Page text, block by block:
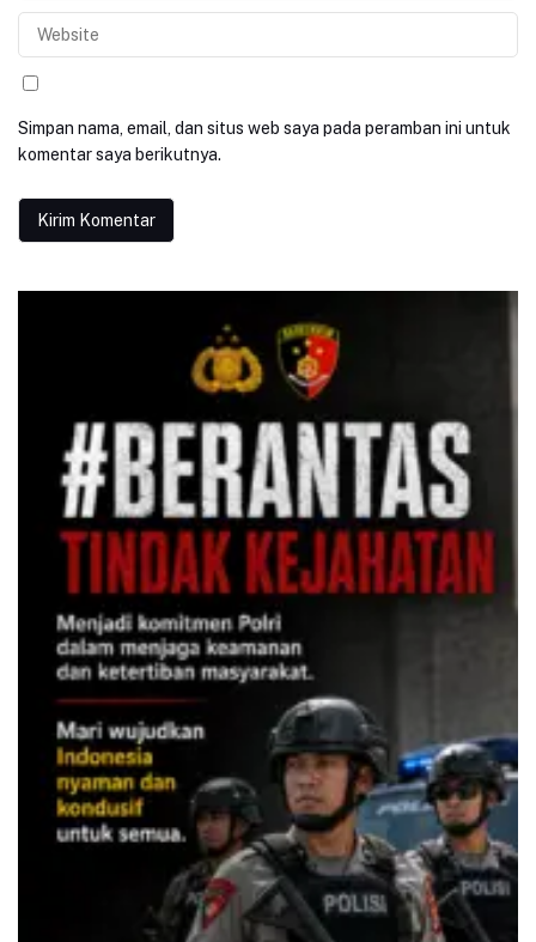
Simpan nama, email, dan situs web saya pada peramban ini untuk
komentar saya berikutnya.